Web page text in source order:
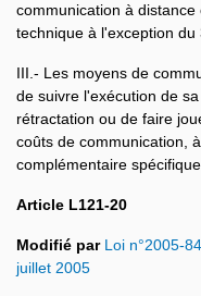
communication à
technique à l'exception du
III.- Les moyens de
de suivre l'exécution de
rétractation ou de faire
coûts de communication,
complémentaire spécifique.
Article L121-20
Modifié par Loi n°2005-
juillet 2005